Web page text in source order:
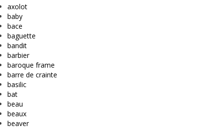
axolot
baby
bace
baguette
bandit
barbier
baroque frame
barre de crainte
basilic
bat
beau
beaux
beaver